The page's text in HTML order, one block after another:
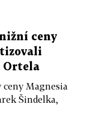
ceny
Ortela
ceny Magnesia
Šindelka,